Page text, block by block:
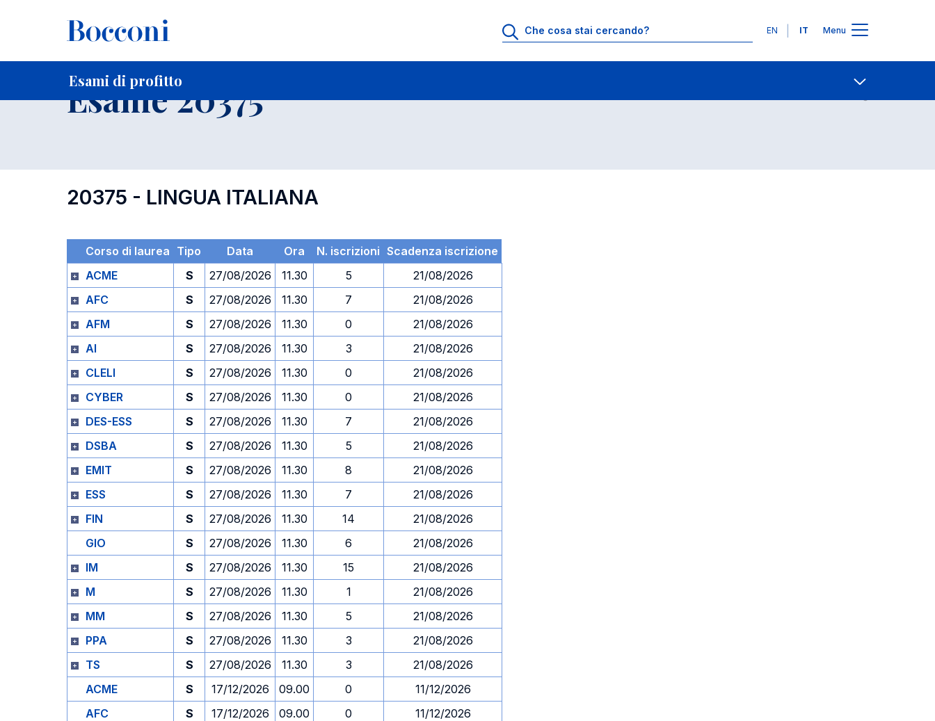
Lingue
EN IT Menu
Esami di profitto
Home Per studenti iscritti Contatti
Esame 20375
20375 - LINGUA ITALIANA
Corso di laurea Tipo Data Ora N. iscrizioni Scadenza iscrizione
ACME
S 27/08/2026 11.30 5
21/08/2026
AFC
S 27/08/2026 11.30 7
21/08/2026
AFM
S 27/08/2026 11.30 0
21/08/2026
AI
S 27/08/2026 11.30 3
21/08/2026
CLELI
S 27/08/2026 11.30 0
21/08/2026
CYBER
S 27/08/2026 11.30 0
21/08/2026
DES-ESS
S 27/08/2026 11.30 7
21/08/2026
DSBA
S 27/08/2026 11.30 5
21/08/2026
EMIT
S 27/08/2026 11.30 8
21/08/2026
ESS
S 27/08/2026 11.30 7
21/08/2026
FIN
S 27/08/2026 11.30 14
21/08/2026
GIO
S 27/08/2026 11.30 6
21/08/2026
IM
S 27/08/2026 11.30 15
21/08/2026
M
S 27/08/2026 11.30 1
21/08/2026
MM
S 27/08/2026 11.30 5
21/08/2026
PPA
S 27/08/2026 11.30 3
21/08/2026
TS
S 27/08/2026 11.30 3
21/08/2026
ACME
S 17/12/2026 09.00 0
11/12/2026
AFC
S 17/12/2026 09.00 0
11/12/2026